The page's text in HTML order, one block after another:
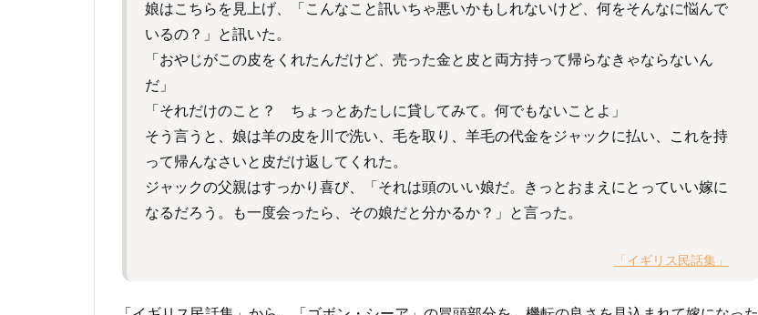
娘はこちらを見上げ、「こんなこと訊いちゃ悪いかもしれないけど、何をそんなに悩んで
いるの？」と訊いた。
「おやじがこの皮をくれたんだけど、売った金と皮と両方持って帰らなきゃならないん
だ」
「それだけのこと？ ちょっとあたしに貸してみて。何でもないことよ」
そう言うと、娘は羊の皮を川で洗い、毛を取り、羊毛の代金をジャックに払い、これを持
って帰んなさいと皮だけ返してくれた。
ジャックの父親はすっかり喜び、「それは頭のいい娘だ。きっとおまえにとっていい嫁に
なるだろう。も一度会ったら、その娘だと分かるか？」と言った。
「イギリス民話集」